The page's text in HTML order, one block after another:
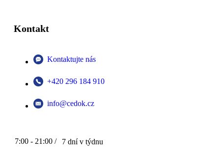
Kontakt
Kontaktujte nás
+420 296 184 910
info@cedok.cz
7:00 - 21:00 / 7 dní v týdnu